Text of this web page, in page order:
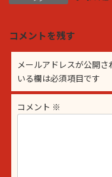
コメントを残す
メールアドレスが公開さ
いる欄は必須項目です
コメント ※